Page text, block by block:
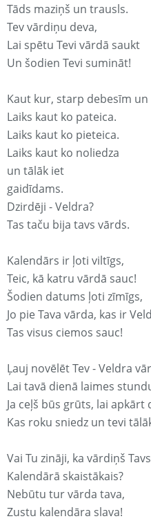
Tāds maziņš un trausls.
Tev vārdiņu deva,
Lai spētu Tevi vārdā saukt
Un šodien Tevi sumināt!
Kaut kur, starp debesīm un
Laiks kaut ko pateica.
Laiks kaut ko pieteica.
Laiks kaut ko noliedza
un tālāk iet
gaidīdams.
Dzirdēji - Veldra?
Tas taču bija tavs vārds.
Kalendārs ir ļoti viltīgs,
Teic, kā katru vārdā sauc!
Šodien datums ļoti zīmīgs,
Jo pie Tava vārda, kas ir
Tas visus ciemos sauc!
Ļauj novēlēt Tev - Veldra
Lai tavā dienā laimes
Ja ceļš būs grūts, lai apkārt
Kas roku sniedz un tevi
Vai Tu zināji, ka vārdiņš
Kalendārā skaistākais?
Nebūtu tur vārda tava,
Zustu kalendāra slava!